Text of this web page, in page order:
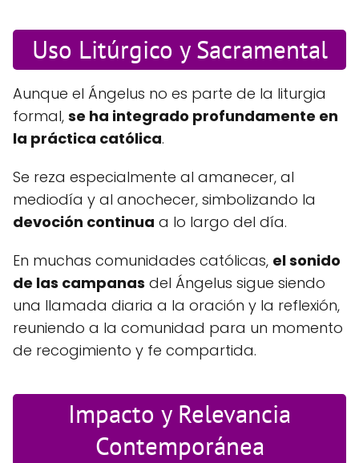
Uso Litúrgico y Sacramental
Aunque el Ángelus no es parte de la liturgia
formal, se ha integrado profundamente en
la práctica católica.
Se reza especialmente al amanecer, al
mediodía y al anochecer, simbolizando la
devoción continua a lo largo del día.
En muchas comunidades católicas, el sonido
de las campanas del Ángelus sigue siendo
una llamada diaria a la oración y la reflexión,
reuniendo a la comunidad para un momento
de recogimiento y fe compartida.
Impacto y Relevancia
Contemporánea